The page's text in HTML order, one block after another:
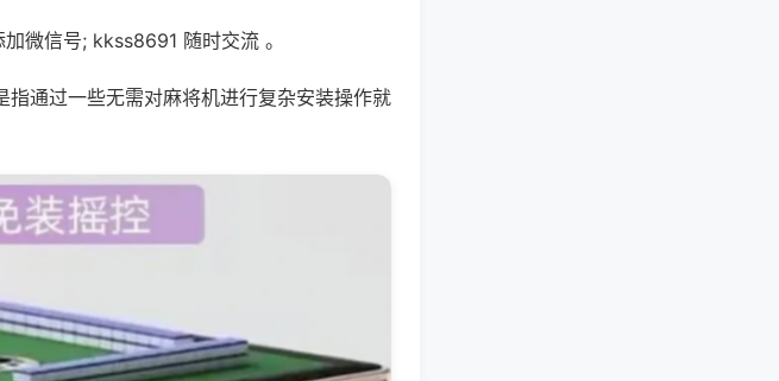
微信号; kkss8691 随时交流 。
通过一些无需对麻将机进行复杂安装操作就